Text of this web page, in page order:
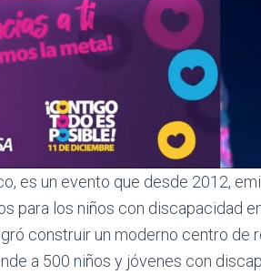
es un evento que desde 2012,
para los niños con discapacidad
construir un moderno centro de
a 500 niños y jóvenes con